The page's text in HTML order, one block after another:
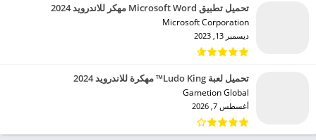
تحميل تطبيق Microsoft Word مهكر للاندرويد 2024
Microsoft Corporation‏
ديسمبر 13, 2023
تحميل لعبة Ludo King™ مهكرة للاندرويد 2024
Gametion Global‏
أغسطس 7, 2026